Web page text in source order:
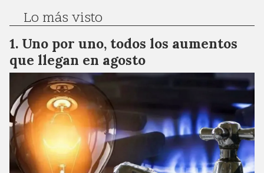
Lo más visto
Uno por uno, todos los aumentos
que llegan en agosto